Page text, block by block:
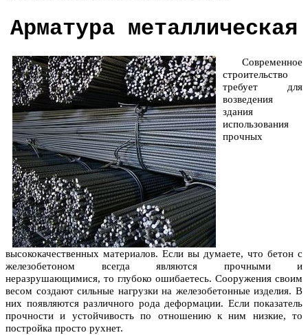
Арматура металлическая
Современное
строительство
требует для
возведения
здания
использования
прочных
высококачественных материалов. Если вы думаете, что бетон с
железобетоном всегда являются прочными и
неразрушающимися, то глубоко ошибаетесь. Сооружения своим
весом создают сильные нагрузки на железобетонные изделия. В
них появляются различного рода деформации. Если показатель
прочности и устойчивость по отношению к ним низкие, то
постройка просто рухнет.